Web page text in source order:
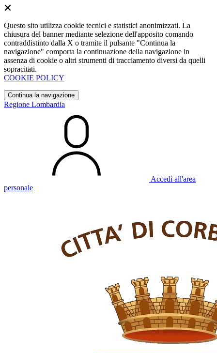
Questo sito utilizza cookie tecnici e statistici anonimizzati. La
chiusura del banner mediante selezione dell'apposito comando
contraddistinto dalla X o tramite il pulsante "Continua la
navigazione" comporta la continuazione della navigazione in
assenza di cookie o altri strumenti di tracciamento diversi da quelli
sopracitati.
COOKIE POLICY
Continua la navigazione
Regione Lombardia
Accedi all'area
personale